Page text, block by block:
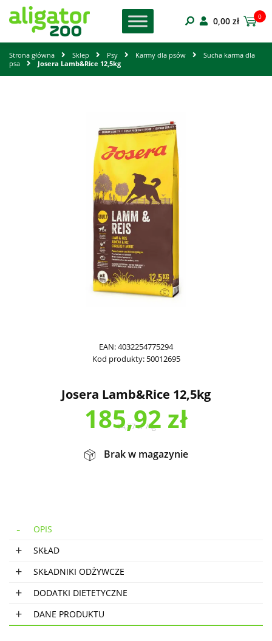
0,00 zł 0
Strona główna Sklep Psy Karmy dla psów
Sucha karma dla
psa
Josera Lamb&Rice 12,5kg
EAN:4032254775294
Kod produkty: 50012695
Josera Lamb&Rice 12,5kg
185,92 zł
14,87zł /kg
Brak w magazynie
OPIS
SKŁAD
SKŁADNIKI ODŻYWCZE
DODATKI DIETETYCZNE
DANE PRODUKTU